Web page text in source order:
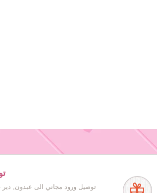
توصيل ورود مجاني الى عبدون, دير